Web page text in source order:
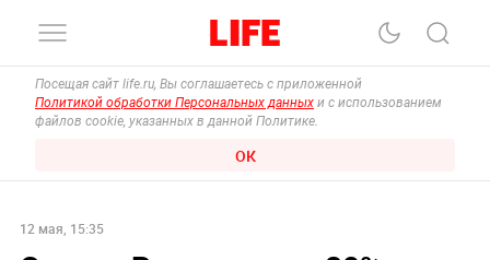
Посещая сайт life.ru, Вы соглашаетесь с приложенной
Политикой обработки Персональных данных и с использованием
файлов cookie, указанных в данной Политике.
ОК
12 мая, 15:35